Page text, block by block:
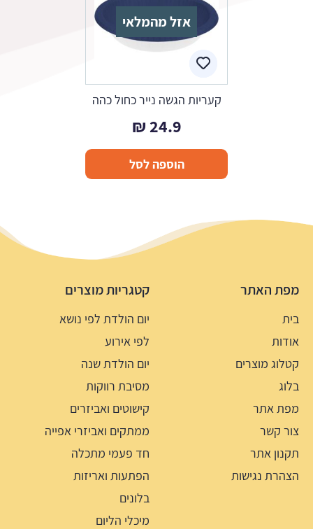
אזל מהמלאי
קעריות הגשה נייר כחול כהה
24.9
₪
הוספה לסל
מפת האתר
בית
אודות
קטלוג מוצרים
בלוג
מפת אתר
צור קשר
תקנון אתר
הצהרת נגישות
קטגריות מוצרים
יום הולדת לפי נושא
לפי אירוע
יום הולדת שנה
מסיבת רווקות
קישוטים ואביזרים
ממתקים ואביזרי אפייה
חד פעמי מתכלה
הפתעות ואריזות
בלונים
מיכלי הליום